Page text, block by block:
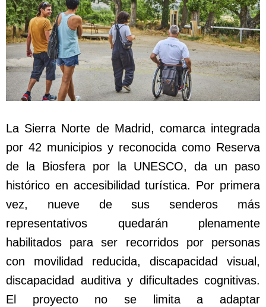
La Sierra Norte de Madrid, comarca integrada
por 42 municipios y reconocida como Reserva
de la Biosfera por la UNESCO, da un paso
histórico en accesibilidad turística. Por primera
vez, nueve de sus senderos más
representativos quedarán plenamente
habilitados para ser recorridos por personas
con movilidad reducida, discapacidad visual,
discapacidad auditiva y dificultades cognitivas.
El proyecto no se limita a adaptar